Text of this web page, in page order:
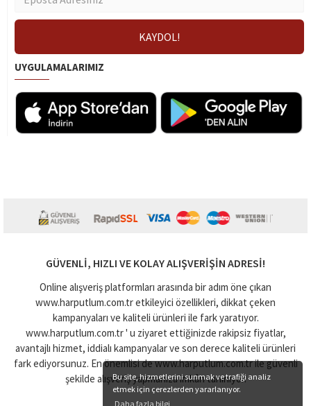
Bu site, hizmetlerini sunmak ve trafiği analiz
etmek için çerezlerden yararlanıyor.
Daha fazla bilgi
UYGULAMALARIMIZ
GÜVENLI, HIZLI VE KOLAY ALIŞVERIŞIN ADRESI!
Online alışveriş platformları arasında bir adım öne çıkan
www.harputlum.com.tr etkileyici özellikleri, dikkat çeken
kampanyaları ve kaliteli ürünleri ile fark yaratıyor.
www.harputlum.com.tr ' u ziyaret ettiğinizde rakipsiz fiyatlar,
avantajlı hizmet, iddialı kampanyalar ve son derece kaliteli ürünleri
fark ediyorsunuz. En önemlisi de www.harputlum.com.tr ile güvenli
şekilde alışveriş yapmanıza imkân tanınıyor.